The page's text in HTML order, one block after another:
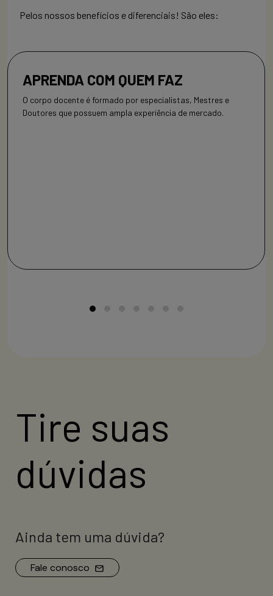
Pelos nossos benefícios e diferenciais! São eles:
APRENDA COM QUEM FAZ
O corpo docente é formado por especialistas, Mestres e
Doutores que possuem ampla experiência de mercado.
Tire suas
dúvidas
Ainda tem uma dúvida?
Fale conosco